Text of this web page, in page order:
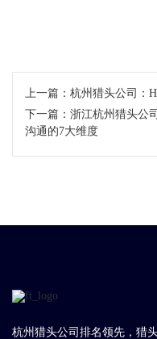
上一篇： 杭州猎头公司：
下一篇： 浙江杭州猎头公
沟通的7大维度
杭州猎头公司排名领先，猎